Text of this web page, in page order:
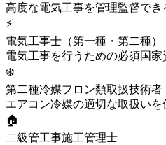
高度な電気工事を管理監督でき
⚡
電気工事士（第一種・第二種）
電気工事を行うための必須国家
❄️
第二種冷媒フロン類取扱技術者
エアコン冷媒の適切な取扱いを
🏠
二級管工事施工管理士